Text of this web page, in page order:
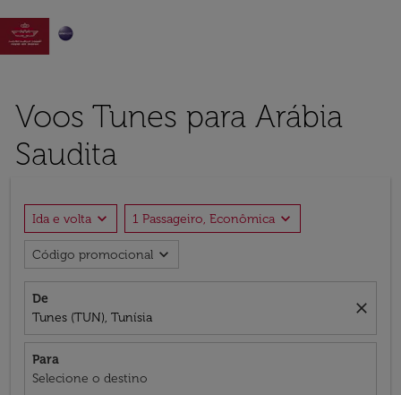

Voos Tunes para Arábia
Saudita
Ida e volta expand_more 1 Passageiro, Econômica expand_more
Código promocional expand_more
De
Tunes (TUN), Tunísia
close
Para
Selecione o destino